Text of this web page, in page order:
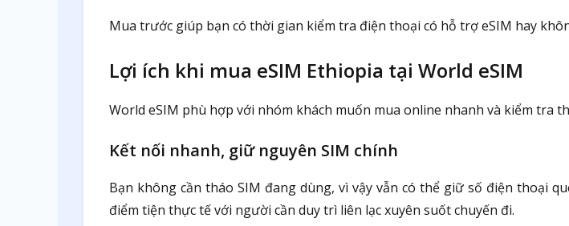
Mua trước giúp bạn có thời gian kiểm tra điện thoại có hỗ trợ eSIM hay
Lợi ích khi mua eSIM Ethiopia tại World eSIM
World eSIM phù hợp với nhóm khách muốn mua online nhanh và kiểm tra
Kết nối nhanh, giữ nguyên SIM chính
Bạn không cần tháo SIM đang dùng, vì vậy vẫn có thể giữ số điện thoại
điểm tiện thực tế với người cần duy trì liên lạc xuyên suốt chuyến đi.